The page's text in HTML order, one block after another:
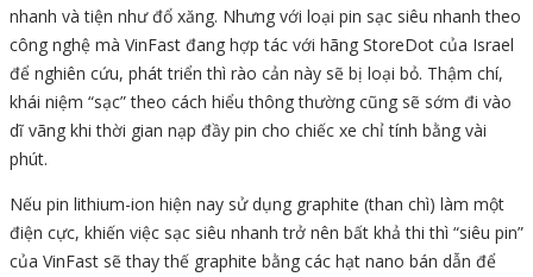
nhanh và tiện như đổ xăng. Nhưng với loại pin sạc siêu nhanh theo
công nghệ mà VinFast đang hợp tác với hãng StoreDot của Israel
để nghiên cứu, phát triển thì rào cản này sẽ bị loại bỏ. Thậm chí,
khái niệm “sạc” theo cách hiểu thông thường cũng sẽ sớm đi vào
dĩ vãng khi thời gian nạp đầy pin cho chiếc xe chỉ tính bằng vài
phút.
Nếu pin lithium-ion hiện nay sử dụng graphite (than chì) làm một
điện cực, khiến việc sạc siêu nhanh trở nên bất khả thi thì “siêu pin”
của VinFast sẽ thay thế graphite bằng các hạt nano bán dẫn để